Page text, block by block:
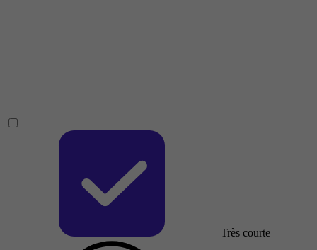
Très courte